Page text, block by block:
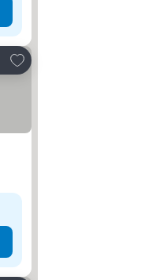
Adicionar aos favoritos